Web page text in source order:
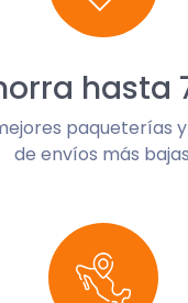
hasta
paqueterías
de envíos más